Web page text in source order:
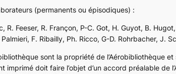
(permanents ou épisodiques) :
Feeser, R. Françon, P-C. Got, H. Guyot, B.
F. Ribailly, Ph. Ricco, G-D. Rohrbacher, J.
sont la propriété de l’Aérobibliothèque
doit faire l’objet d’un accord préalable de